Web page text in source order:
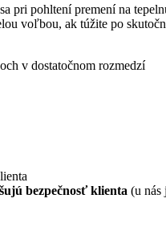
pri pohltení premení na
voľbou, ak túžite po
v dostatočnom rozmedzí
bezpečnosť klienta (u nás